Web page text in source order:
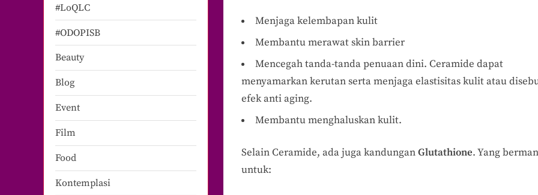
Menjaga kelembapan kulit
Membantu merawat skin barrier
Mencegah tanda-tanda penuaan dini. Ceramide dapat
menyamarkan kerutan serta menjaga elastisitas kulit atau
efek anti aging.
Membantu menghaluskan kulit.
Selain Ceramide, ada juga kandunganGlutathione. Yang
untuk:
#LoQLC
#ODOPISB
Beauty
Blog
Event
Film
Food
Kontemplasi